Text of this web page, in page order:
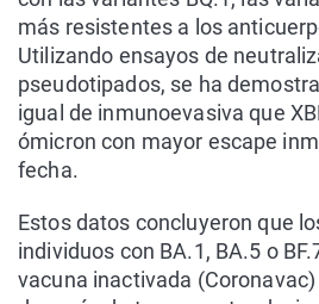
más resistentes a los
Utilizando ensayos de
pseudotipados, se ha
igual de inmunoevasiva que
ómicron con mayor escape
fecha.
Estos datos concluyeron que
individuos con BA.1, BA.5 o
vacuna inactivada